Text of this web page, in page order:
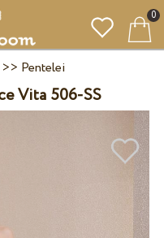
0
>> Pentelei
Vita 506-SS